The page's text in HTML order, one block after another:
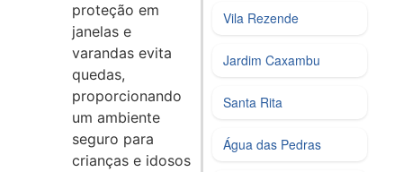
proteção em
janelas e
varandas evita
quedas,
proporcionando
um ambiente
seguro para
crianças e idosos
Vila Rezende
Jardim Caxambu
Santa Rita
Água das Pedras